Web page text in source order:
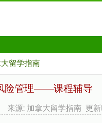
留学指南
险管理——课程辅导
来源: 加拿大留学指南 更